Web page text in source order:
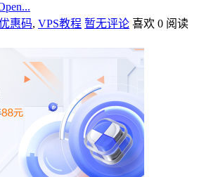
惠码, VPS教程 暂无评论 喜欢 0 阅读